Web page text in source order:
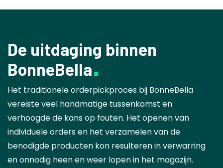
De uitdaging binnen
BonneBella
Het traditionele orderpickproces bij BonneBella
vereiste veel handmatige tussenkomst en
verhoogde de kans op fouten. Het openen van
individuele orders en het verzamelen van de
benodigde producten kon resulteren in verwarring
en onnodig heen en weer lopen in het magazijn.